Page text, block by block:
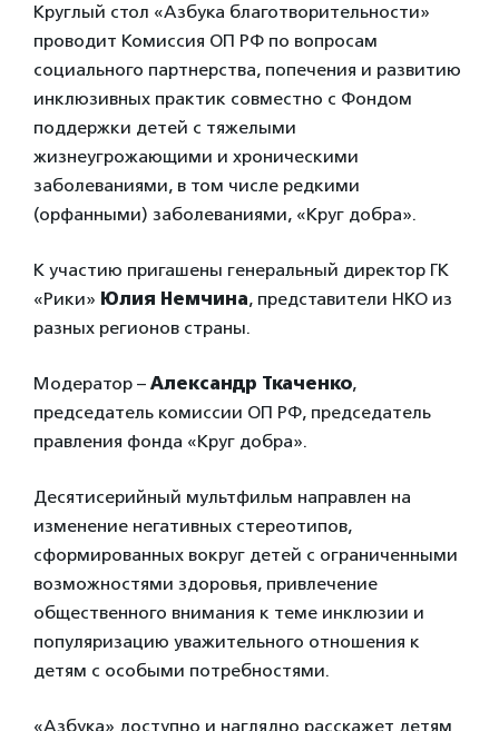
Круглый стол «Азбука благотворительности»
проводит Комиссия ОП РФ по вопросам
социального партнерства, попечения и развитию
инклюзивных практик совместно с Фондом
поддержки детей с тяжелыми
жизнеугрожающими и хроническими
заболеваниями, в том числе редкими
(орфанными) заболеваниями, «Круг добра».
К участию пригашены генеральный директор ГК
«Рики» Юлия Немчина, представители НКО из
разных регионов страны.
Модератор – Александр Ткаченко,
председатель комиссии ОП РФ, председатель
правления фонда «Круг добра».
Десятисерийный мультфильм направлен на
изменение негативных стереотипов,
сформированных вокруг детей с ограниченными
возможностями здоровья, привлечение
общественного внимания к теме инклюзии и
популяризацию уважительного отношения к
детям с особыми потребностями.
«Азбука» доступно и наглядно расскажет детям